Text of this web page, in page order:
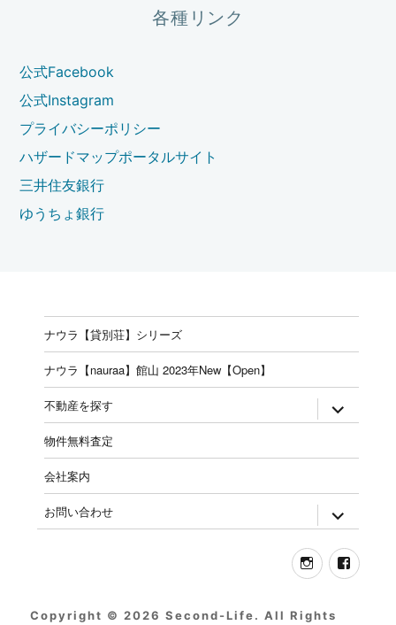
各種リンク
公式Facebook
公式Instagram
プライバシーポリシー
ハザードマップポータルサイト
三井住友銀行
ゆうちょ銀行
ナウラ【貸別荘】シリーズ
ナウラ【nauraa】館山 2023年New【Open】
不動産を探す expand
child
物件無料査定
会社案内
お問い合わせ expand
child
Instagram
Copyright © 2026 Second-Life. All Rights